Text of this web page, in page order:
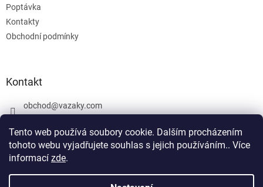
Tento web používá soubory cookie. Dalším procházením
tohoto webu vyjadřujete souhlas s jejich používáním.. Více
informací zde.
Poptávka
Kontakty
Obchodní podmínky
Kontakt
obchod@vazaky.com